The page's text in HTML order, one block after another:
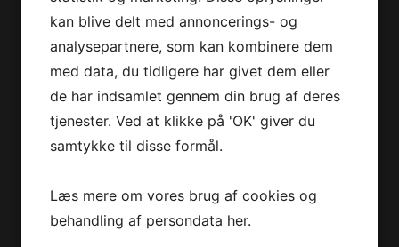
8361 Hasselager
+45 70 200 600
E-mail:
CVR-nummer: 27233678
Produkter
Can-Am Roadster
kan blive delt med annoncerings- og
analysepartnere, som kan kombinere dem
med data, du tidligere har givet dem eller
de har indsamlet gennem din brug af deres
tjenester. Ved at klikke på 'OK' giver du
samtykke til disse formål.
Læs mere om vores brug af cookies og
behandling af persondata her.